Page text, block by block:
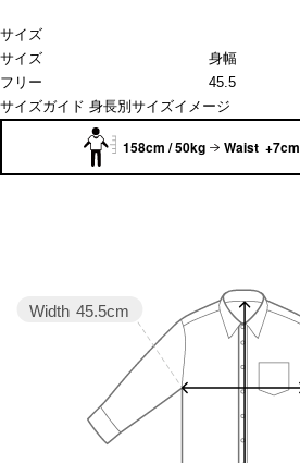
サイズ
サイズ
身幅
フリー
45.5
サイズガイド 身長別サイズイメージ
158cm / 50kg Waist +7cm
Width 45.5cm